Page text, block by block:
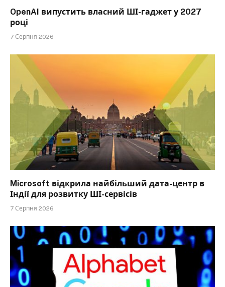
OpenAI випустить власний ШІ-гаджет у 2027
році
7 Серпня 2026
Microsoft відкрила найбільший дата-центр в
Індії для розвитку ШІ-сервісів
7 Серпня 2026